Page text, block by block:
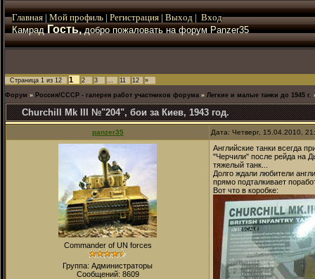
Главная | Мой профиль | Регистрация | Выход | Вход
КамрадГость,добро пожаловать на форум Panzer35
Страница 1 из 12 1 2 3 … 11 12 »
Форум » Россия/СССР - галерея работ участников форума » Легкие и малые танки до 1945 г.
Churchill Mk III №"204", бои за Киев, 1943 год.
panzer35 Дата: Четверг, 15.04.2010,
Commander of UN forces
Группа: Администраторы
Сообщений: 8609
Английские танки всегда
"Черчили" после рейда на
тяжелый танк...
Долго ждали любители
прямо подталкивает
Вот что в коробке: